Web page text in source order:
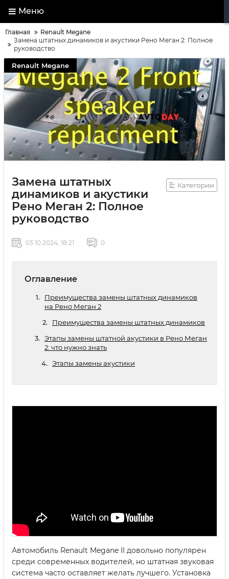
Меню
Главная
Renault Megane
Замена штатных динамиков и акустики Рено Меган 2: Полное
руководство
Renault Megane
Замена штатных
динамиков и акустики
Рено Меган 2: Полное
руководство
Категории
03 10 2024, 18:21 0
Оглавление
Преимущества замены штатных динамиков
на Рено Меган 2
Преимущества замены штатных динамиков
Этапы замены штатной акустики в Рено Меган
2: что нужно знать
Этапы замены акустики
Автомобиль Renault Megane II довольно популярен
среди современных водителей, но штатная звуковая
система часто оставляет желать лучшего. Установка